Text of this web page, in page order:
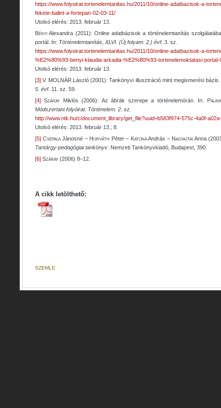
https://www.folyoirat.tortenelemtanitas.hu/2011/10/online-adatbazisok-a-
fekete-balint-a-fortepan-02-03-11/
Utolsó elérés: 2013. február 13.
Bényi Alexandra (2011): Online adatbázisok a történelemtanítás
portál. In: Történelemtanítás XLVI. (Új folyam: 2.) évf. 3. sz.
https://www.folyoirat.tortenelemtanitas.hu/2011/10/online-adatbazisok-a-
%E2%80%93-benyi-klaudia-arkadia-%E2%80%93-tortenelemoktatasi-portal-
Utolsó elérés: 2013. február 13.
[3] V. MOLNÁR László (2001): Tankönyvi illusztráció mint megismerési
5. évf. 11. sz. 59.
[4] Száray Miklós (2006): Az ábrák szerepe a történelemórán. In:
Módszertani folyóirat. Történelem. 2. sz.
http://www.ntk.hu/c/document_library/get_file?uuid=b583f974-575c-4a0f-
Utolsó elérés: 2013. február 13.; 8.
[5] CsepalaJánosné – Horváth Péter – KatonaAndrás – Nagyajtai Anna
Tantárgy-pedagógiai tankönyv . Nemzeti Tankönyvkiadó, Budapest, 390.
[6] Száray (2006) 8–12.
A cikk letölthető:
SZEMLE